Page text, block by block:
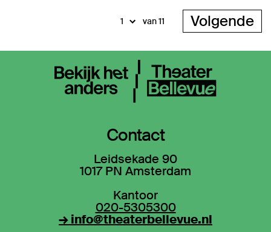
van 11 Volgende
Contact
Leidsekade 90
1017 PN Amsterdam
Kantoor
020-5305300
→ info@theaterbellevue.nl